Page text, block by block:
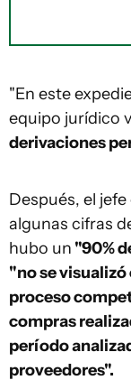
"En este
equipo jurídico
derivaciones
Después, el
algunas cifras
hubo un "90%
"no se visualizó
proceso
compras
período
proveedores".